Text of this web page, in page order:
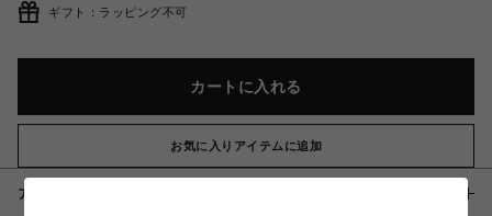
ギフト：ラッピング不可
カートに入れる
お気に入りアイテムに追加
アイテム説明 / 素材